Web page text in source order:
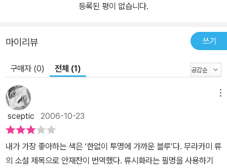
등록된 평이 없습니다.
마이리뷰 쓰기
구매자 (0) 전체 (1)
sceptic 2006-10-23
내가 가장 좋아하는 색은 ‘한없이 투명에 가까운 블루’다. 무라카미 류
의 소설 제목으로 안재찬이 번역했다. 류시화라는 필명을 사용하기